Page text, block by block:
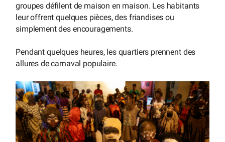
groupes défilent de maison en maison. Les habitants
leur offrent quelques pièces, des friandises ou
simplement des encouragements.
Pendant quelques heures, les quartiers prennent des
allures de carnaval populaire.